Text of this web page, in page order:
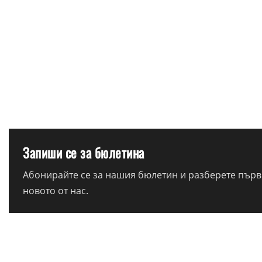
Запиши се за бюлетина
Абонирайте се за нашия бюлетин и разберете
новото от нас.